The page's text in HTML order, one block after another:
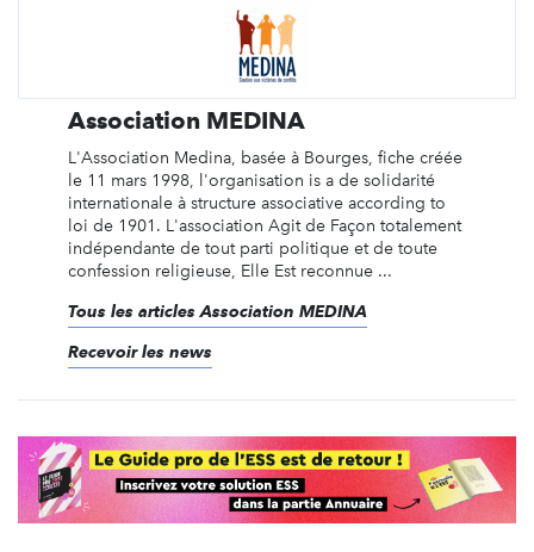
Association MEDINA
L'Association Medina, basée à Bourges, fiche créée
le 11 mars 1998, l'organisation is a de solidarité
internationale à structure associative according to
loi de 1901. L'association Agit de Façon totalement
indépendante de tout parti politique et de toute
confession religieuse, Elle Est reconnue ...
Tous les articles Association MEDINA
Recevoir les news